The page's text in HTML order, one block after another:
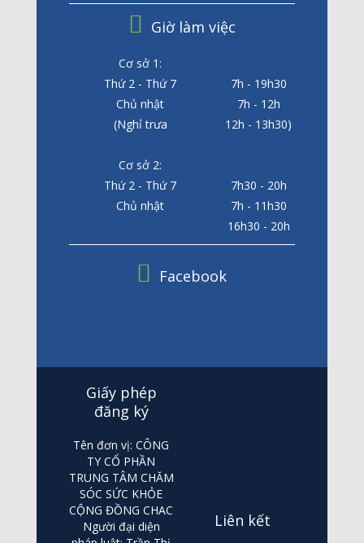
Giờ làm việc
Cơ sở 1:
Thứ 2 - Thứ 7
7h - 19h30
Chủ nhật
7h - 12h
(Nghỉ trưa
12h - 13h30)
Cơ sở 2:
Thứ 2 - Thứ 7
7h30 - 20h
Chủ nhật
7h - 11h30
16h30 - 20h
Facebook
Giấy phép
đăng ký
Tên đơn vị: CÔNG
TY CỔ PHẦN
TRUNG TÂM CHĂM
SÓC SỨC KHỎE
CỘNG ĐỒNG CHAC
Người đại diện
Liên kết